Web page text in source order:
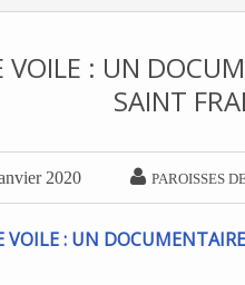
VOILE : UN
SAINT
2020  PAROISSES